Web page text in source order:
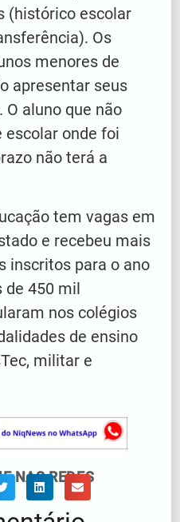
(histórico escolar
Os
menores de
apresentar seus
aluno que não
escolar onde foi
não terá a
tem vagas em
e recebeu mais
inscritos para o ano
de 450 mil
nos colégios
de ensino
militar e
NAS REDES